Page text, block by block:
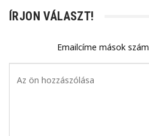
ÍRJON VÁLASZT!
Emailcíme mások